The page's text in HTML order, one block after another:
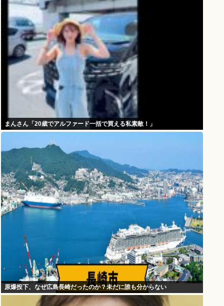
まんさん「20歳でアルファード一括で買える私素敵！」
原爆投下、なぜ広島長崎だったのか？未だに誰も分からない